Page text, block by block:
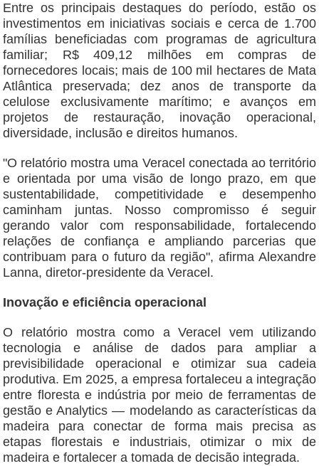
Entre os principais destaques do período, estão os
investimentos em iniciativas sociais e cerca de 1.700
famílias beneficiadas com programas de agricultura
familiar; R$ 409,12 milhões em compras de
fornecedores locais; mais de 100 mil hectares de Mata
Atlântica preservada; dez anos de transporte da
celulose exclusivamente marítimo; e avanços em
projetos de restauração, inovação operacional,
diversidade, inclusão e direitos humanos.
"O relatório mostra uma Veracel conectada ao território
e orientada por uma visão de longo prazo, em que
sustentabilidade, competitividade e desempenho
caminham juntas. Nosso compromisso é seguir
gerando valor com responsabilidade, fortalecendo
relações de confiança e ampliando parcerias que
contribuam para o futuro da região", afirma Alexandre
Lanna, diretor-presidente da Veracel.
Inovação e eficiência operacional
O relatório mostra como a Veracel vem utilizando
tecnologia e análise de dados para ampliar a
previsibilidade operacional e otimizar sua cadeia
produtiva. Em 2025, a empresa fortaleceu a integração
entre floresta e indústria por meio de ferramentas de
gestão e Analytics — modelando as características da
madeira para conectar de forma mais precisa as
etapas florestais e industriais, otimizar o mix de
madeira e fortalecer a tomada de decisão integrada.